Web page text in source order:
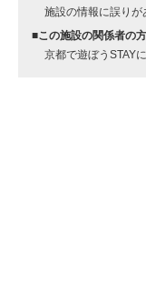
施設の情報に誤り
■この施設の関係者の
京都で遊ぼうSTAY